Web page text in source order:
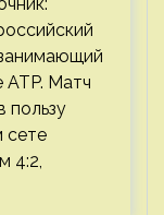
ATP. Матч
пользу
сете
4:2,